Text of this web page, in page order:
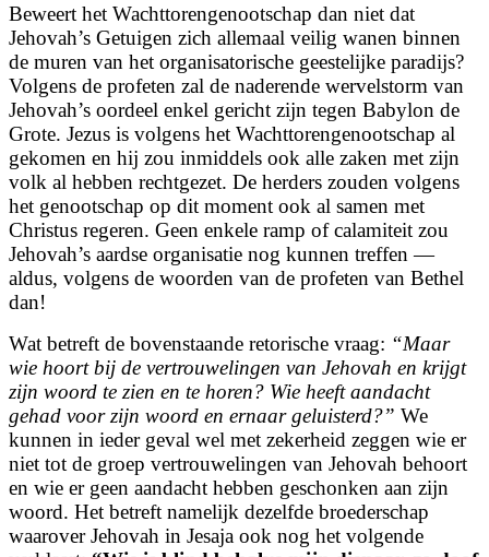
Beweert het Wachttorengenootschap dan niet dat
Jehovah’s Getuigen zich allemaal veilig wanen binnen
de muren van het organisatorische geestelijke paradijs?
Volgens de profeten zal de naderende wervelstorm van
Jehovah’s oordeel enkel gericht zijn tegen Babylon de
Grote. Jezus is volgens het Wachttorengenootschap al
gekomen en hij zou inmiddels ook alle zaken met zijn
volk al hebben rechtgezet. De herders zouden volgens
het genootschap op dit moment ook al samen met
Christus regeren. Geen enkele ramp of calamiteit zou
Jehovah’s aardse organisatie nog kunnen treffen —
aldus, volgens de woorden van de profeten van Bethel
dan!
Wat betreft de bovenstaande retorische vraag: “Maar
wie hoort bij de vertrouwelingen van Jehovah en krijgt
zijn woord te zien en te horen? Wie heeft aandacht
gehad voor zijn woord en ernaar geluisterd?” We
kunnen in ieder geval wel met zekerheid zeggen wie er
niet tot de groep vertrouwelingen van Jehovah behoort
en wie er geen aandacht hebben geschonken aan zijn
woord. Het betreft namelijk dezelfde broederschap
waaroverJehovah in Jesaja ook nog het volgende